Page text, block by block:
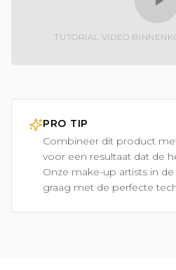
TUTORIAL VIDEO
PRO TIP
Combineer dit product
voor een resultaat dat de
Onze make-up artists in
graag met de perfecte